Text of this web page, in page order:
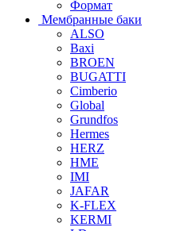
Формат
Мембранные баки
ALSO
Baxi
BROEN
BUGATTI
Cimberio
Global
Grundfos
Hermes
HERZ
HME
IMI
JAFAR
K-FLEX
KERMI